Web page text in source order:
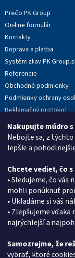
Nakupujte múdro
Nebojte sa, z
lepšie a
Chcete vedieť, čo
• Sledujeme, čo vás
mohli ponúknuť
• Ukladáme si váš
• Zlepšujeme
najrýchlejší a
Samozrejme, že
vybrať, ktoré
Prečo PK Group
On-line formulár
Kontakty
Doprava a platba
Systém zliav PK
Referencie
Obchodné podmienky
Podmienky ochrany
Reklamačný protokol
Novinky
Moja objednávka
Kontakt
eshop@
+420739079933
+420734621131